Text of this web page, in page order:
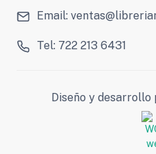
Email:
Tel: 722 213 6431
Diseño y desarrollo